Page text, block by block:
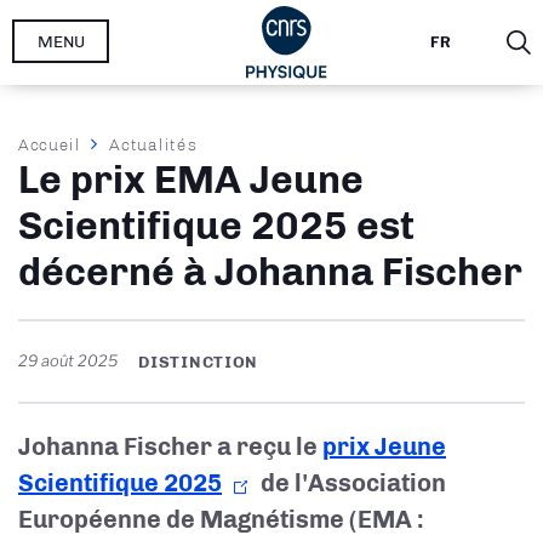
Aller
FR
MENU
Fil
d'Ariane
Accueil Actualités
Le prix EMA Jeune
Scientifique 2025 est
décerné à Johanna Fischer
29 août 2025 DISTINCTION
Johanna Fischer a reçu le prix Jeune
Scientifique 2025
de l'Association
Européenne de Magnétisme (EMA :